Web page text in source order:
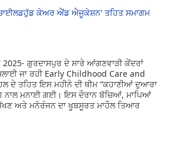
ਕੇਅਰ ਐਂਡ ਐਜੂਕੇਸ਼ਨ' ਤਹਿਤ ਸਮਾਗਮ
ਗੁਰਦਾਸਪੁਰ ਦੇ ਸਾਰੇ ਆਂਗਣਵਾੜੀ ਕੇਂਦਰਾਂ
ਜਾ ਰਹੀ Early Childhood Care and
ਦੇ ਤਹਿਤ ਇਸ ਮਹੀਨੇ ਦੀ ਥੀਮ “ਕਹਾਣੀਆਂ ਦੁਆਰਾ
ਨਾਲ ਮਨਾਈ ਗਈ। ਇਸ ਦੌਰਾਨ ਬੱਚਿਆਂ, ਮਾਪਿਆਂ
ਅਤੇ ਮਨੋਰੰਜਨ ਦਾ ਖੂਬਸੂਰਤ ਮਾਹੌਲ ਤਿਆਰ